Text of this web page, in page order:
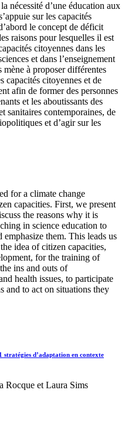
nécessité d’une éducation aux
sur les capacités
le concept de déficit
raisons pour lesquelles il est
citoyennes dans les
et dans l’enseignement
mène à proposer différentes
capacités citoyennes et de
afin de former des personnes
et les aboutissants des
sanitaires contemporaines, de
et d’agir sur les
for a climate change
capacities. First, we present
the reasons why it is
in science education to
them. This leads us
idea of citizen capacities,
for the training of
ins and outs of
health issues, to participate
and to act on situations they
stratégies d’adaptation en contexte
Rocque et Laura Sims